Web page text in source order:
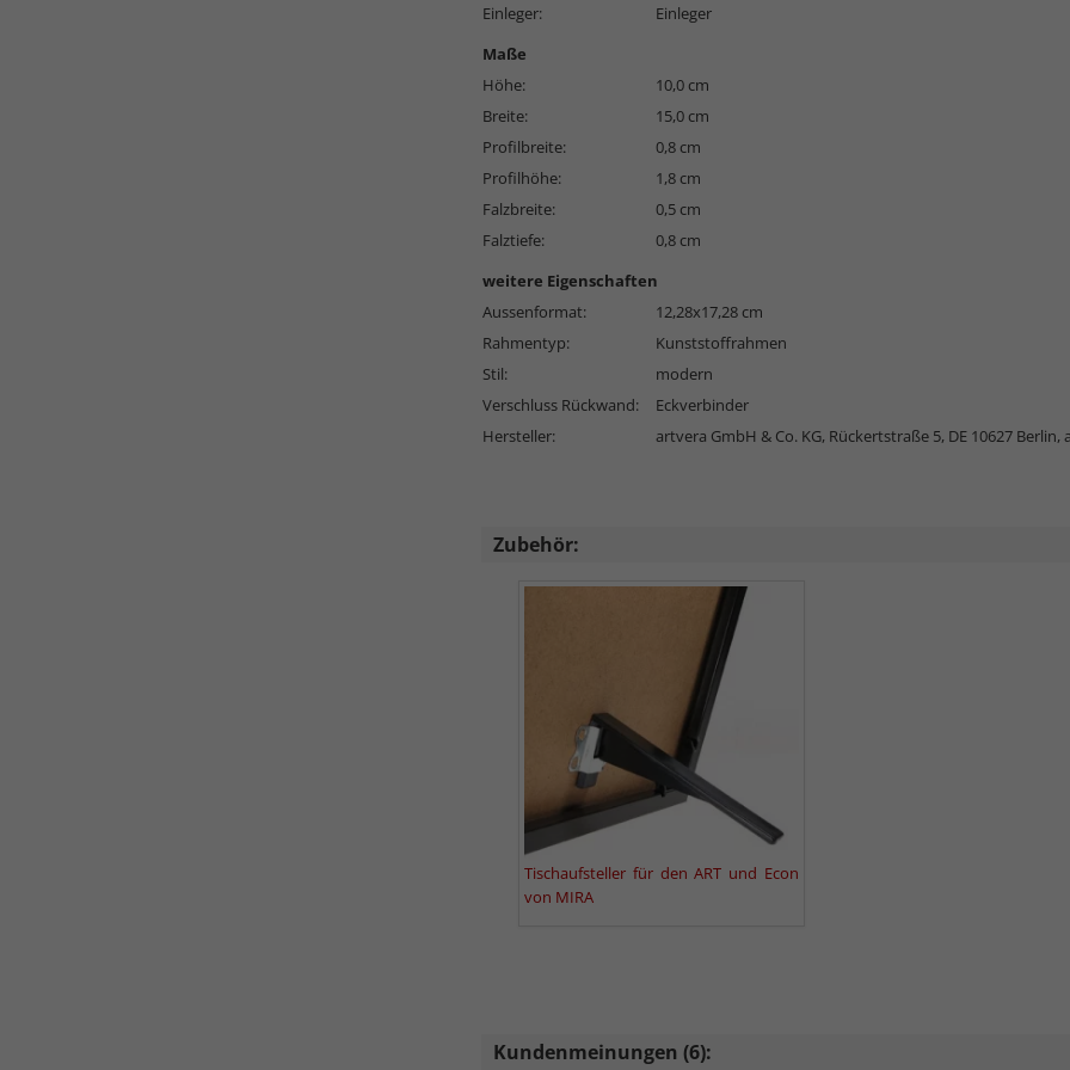
Einleger:
Einleger
Maße
Höhe:
10,0 cm
Breite:
15,0 cm
Profilbreite:
0,8 cm
Profilhöhe:
1,8 cm
Falzbreite:
0,5 cm
Falztiefe:
0,8 cm
weitere Eigenschaften
Aussenformat:
12,28x17,28 cm
Rahmentyp:
Kunststoffrahmen
Stil:
modern
Verschluss Rückwand:
Eckverbinder
Hersteller:
artvera GmbH & Co. KG, Rückertstraße 5, DE 10627 Berlin,
Zubehör:
Tischaufsteller für den ART und Econ
von MIRA
Kundenmeinungen (6):